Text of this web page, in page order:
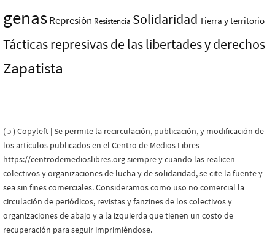
genasRepresión Resistencia Solidaridad Tierra y territorio
Tácticas represivas de las libertades y derechos
Zapatista
( ɔ ) Copyleft | Se permite la recirculación, publicación, y modificación de
los artículos publicados en el Centro de Medios Libres
https://centrodemedioslibres.org siempre y cuando las realicen
colectivos y organizaciones de lucha y de solidaridad, se cite la fuente y
sea sin fines comerciales. Consideramos como uso no comercial la
circulación de periódicos, revistas y fanzines de los colectivos y
organizaciones de abajo y a la izquierda que tienen un costo de
recuperación para seguir imprimiéndose.